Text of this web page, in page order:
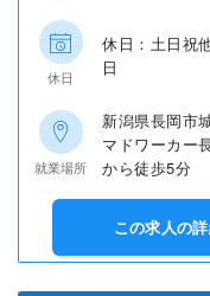
休日
休日：土日祝
日
就業場所
新潟県長岡
マドワーカー
から徒歩5分
この求人の